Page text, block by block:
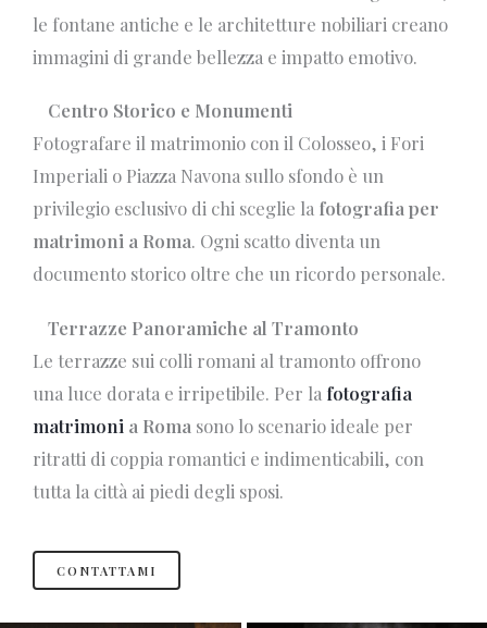
le fontane antiche e le architetture nobiliari creano
immagini di grande bellezza e impatto emotivo.
Centro Storico e Monumenti
Fotografare il matrimonio con il Colosseo, i Fori
Imperiali o Piazza Navona sullo sfondo è un
privilegio esclusivo di chi sceglie la fotografia per
matrimoni a Roma. Ogni scatto diventa un
documento storico oltre che un ricordo personale.
Terrazze Panoramiche al Tramonto
Le terrazze sui colli romani al tramonto offrono
una luce dorata e irripetibile. Per la fotografia
matrimoni a Roma sono lo scenario ideale per
ritratti di coppia romantici e indimenticabili, con
tutta la città ai piedi degli sposi.
CONTATTAMI